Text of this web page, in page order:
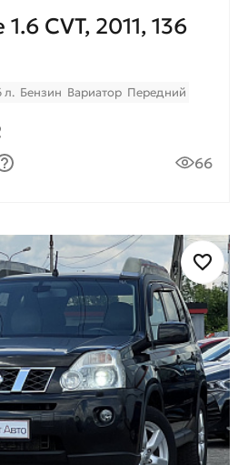
CVT, 2011, 136
л. Бензин Вариатор Передний
66